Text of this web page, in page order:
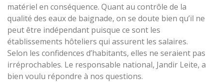
matériel en conséquence. Quant au contrôle de la
qualité des eaux de baignade, on se doute bien qu’il ne
peut être indépendant puisque ce sont les
établissements hôteliers qui assurent les salaires.
Selon les confidences d’habitants, elles ne seraient pas
irréprochables. Le responsable national, Jandir Leite, a
bien voulu répondre à nos questions.